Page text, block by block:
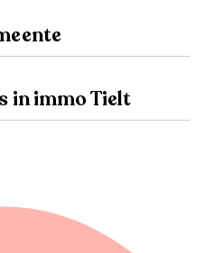
in immo Tielt